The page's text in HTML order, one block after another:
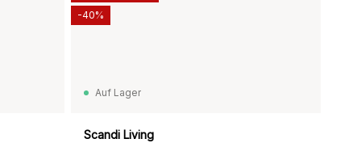
Auf Lager
Scandi Living
-40%